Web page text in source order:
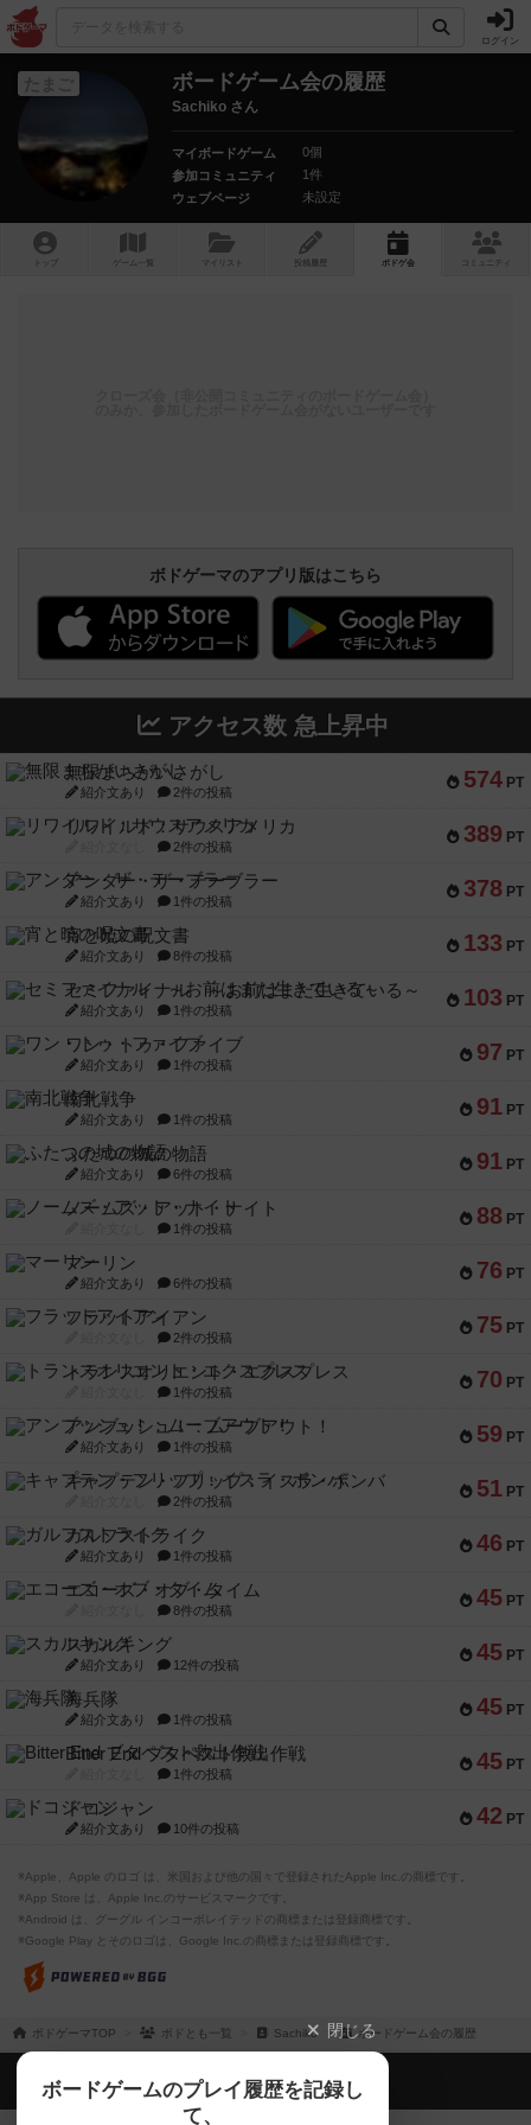
ログイン
たまご ボードゲーム会の履歴
Sachiko さん
マイボードゲーム
0個
参加コミュニティ
1件
ウェブページ
未設定
トップ ゲーム一覧 マイリスト 投稿履歴 ボ ドゲ会 コミュニティ
ボドゲーマのアプリ版はこちら
アクセス数 急上昇中
574 PT
無限まちがいさがし
紹介文あり 2件の投稿
389 PT
リワイルド：サウスアメリカ
2件の投稿
378 PT
アンダー・ザ・テーブラー
紹介文あり 1件の投稿
133 PT
宵と暁の呪文書
紹介文あり 8件の投稿
103 PT
セミファイナル ～お前はまだ生きている～
紹介文あり 1件の投稿
97 PT
ワン・トゥ・ファイブ
紹介文あり 1件の投稿
91 PT
南北戦争
紹介文あり 1件の投稿
91 PT
ふたつの城の物語
紹介文あり 6件の投稿
88 PT
ノームズ・アット・ナイト
1件の投稿
76 PT
マーリン
紹介文あり 6件の投稿
75 PT
フラットアイアン
2件の投稿
70 PT
トランスオリエント・エクスプレス
1件の投稿
59 PT
アンブッシュ！：ムーブアウト！
紹介文あり 1件の投稿
51 PT
キャプテン・フリップ：イスラ・ボンバ
2件の投稿
46 PT
ガルフストライク
紹介文あり 1件の投稿
45 PT
エコーズ・オブ・タイム
8件の投稿
45 PT
スカルキング
紹介文あり 12件の投稿
45 PT
海兵隊
紹介文あり 1件の投稿
45 PT
Bitter End ブタペスト救出作戦
1件の投稿
42 PT
ドコジャン
紹介文あり 10件の投稿
※Apple、Apple のロゴ は、米国および他の国々で登録されたApple Inc.の商標です。
※App Store は、Apple Inc.のサービスマークです。
※Android は、グーグル インコーポレイテッドの商標または登録商標です。
※Google Play とそのロゴは、Google Inc.の商標または登録商標です。
ボドゲーマTOP ボドとも一覧 Sachiko ボードゲーム会の履歴
閉じる
ボードゲームのプレイ履歴を記録し
て、
ボドゲーマTOP